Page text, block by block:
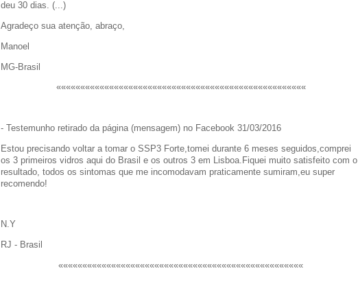
deu 30 dias. (...)
Agradeço sua atenção, abraço,
Manoel
MG-Brasil
««««««««««««««««««««««««««««««««««««««««««««««««««««
- Testemunho retirado da página (mensagem) no Facebook 31/03/2016
Estou precisando voltar a tomar o SSP3 Forte,tomei durante 6 meses seguidos,comprei
os 3 primeiros vidros aqui do Brasil e os outros 3 em Lisboa.Fiquei muito satisfeito com o
resultado, todos os sintomas que me incomodavam praticamente sumiram,eu super
recomendo!
N.Y
RJ - Brasil
«««««««««««««««««««««««««««««««««««««««««««««««««««